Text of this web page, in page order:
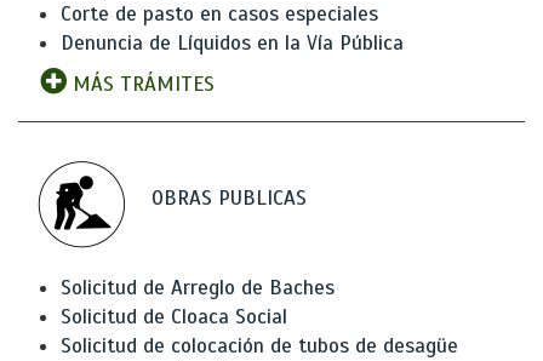
Corte de pasto en casos especiales
Denuncia de Líquidos en la Vía Pública
MÁS TRÁMITES
OBRAS PUBLICAS
Solicitud de Arreglo de Baches
Solicitud de Cloaca Social
Solicitud de colocación de tubos de desagüe